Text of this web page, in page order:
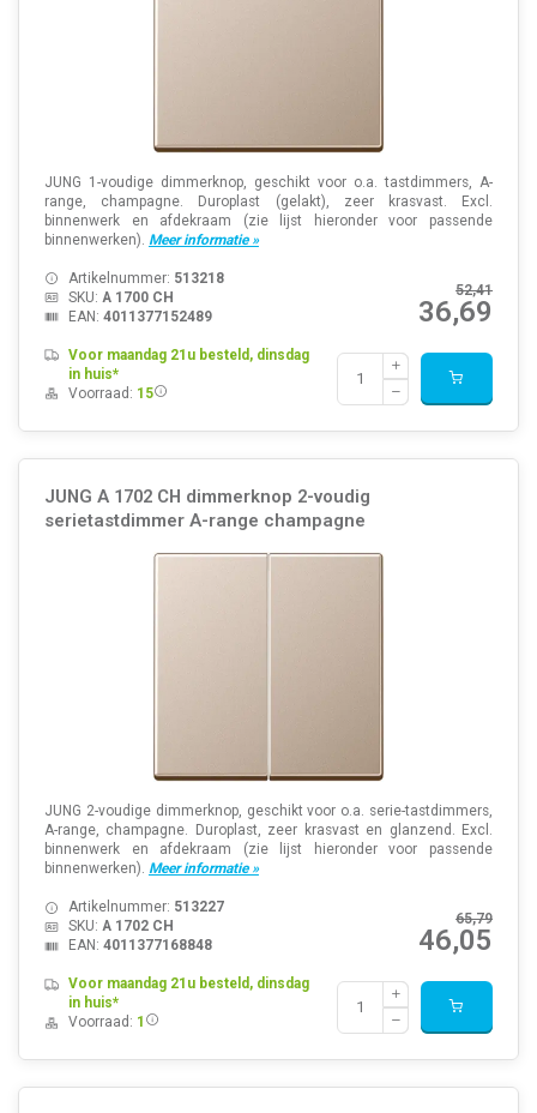
JUNG 1-voudige dimmerknop, geschikt voor o.a. tastdimmers, A-
range, champagne. Duroplast (gelakt), zeer krasvast. Excl.
binnenwerk en afdekraam (zie lijst hieronder voor passende
binnenwerken). Meer informatie »
52,41
36,69
Artikelnummer: 513218
SKU: A 1700 CH
EAN: 4011377152489
Voor maandag 21u besteld, dinsdag
in huis*
Voorraad: 15
JUNG A 1702 CH dimmerknop 2-voudig
serietastdimmer A-range champagne
JUNG 2-voudige dimmerknop, geschikt voor o.a. serie-tastdimmers,
A-range, champagne. Duroplast, zeer krasvast en glanzend. Excl.
binnenwerk en afdekraam (zie lijst hieronder voor passende
binnenwerken). Meer informatie »
65,79
46,05
Artikelnummer: 513227
SKU: A 1702 CH
EAN: 4011377168848
Voor maandag 21u besteld, dinsdag
in huis*
Voorraad: 1